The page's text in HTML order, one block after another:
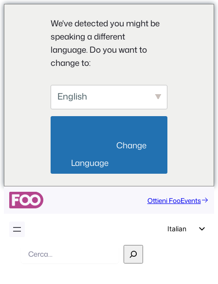
We've detected you might be
speaking a different
language. Do you want to
change to:
English
Language
Ottieni FooEvents
Italian
Ricerca